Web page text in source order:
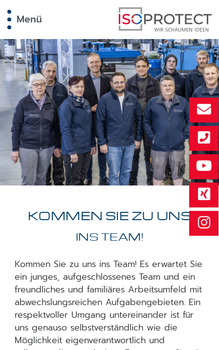
Menü
KOMMEN SIE ZU UNS
INS TEAM!
Kommen Sie zu uns ins Team! Es erwartet Sie
ein junges, aufgeschlossenes Team und ein
freundliches und familiäres Arbeitsumfeld mit
abwechslungsreichen Aufgabengebieten. Ein
respektvoller Umgang untereinander ist für
uns genauso selbstverständlich wie die
Möglichkeit eigenverantwortlich und